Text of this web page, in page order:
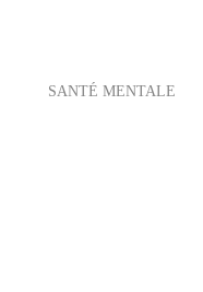
SANTÉ MENTALE